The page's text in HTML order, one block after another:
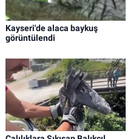
Kayseri'de alaca baykuş
görüntülendi